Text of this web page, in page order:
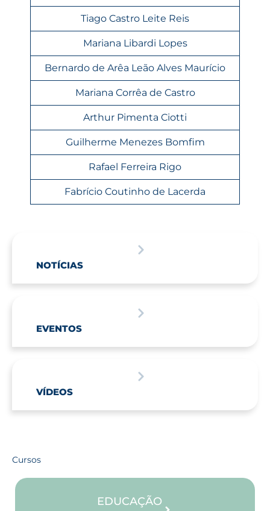
Tiago Castro Leite Reis
Mariana Libardi Lopes
Bernardo de Arêa Leão Alves Maurício
Mariana Corrêa de Castro
Arthur Pimenta Ciotti
Guilherme Menezes Bomfim
Rafael Ferreira Rigo
Fabrício Coutinho de Lacerda
NOTÍCIAS
EVENTOS
VÍDEOS
Cursos
EDUCAÇÃO